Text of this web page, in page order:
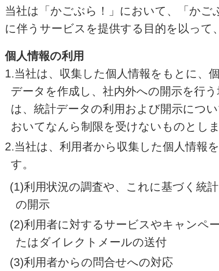
当社は「かごぶら！」において、「か
に伴うサービスを提供する目的を以って
個人情報の利用
1.当社は、収集した個人情報をもとに、
データを作成し、社内外への開示を行
は、統計データの利用および開示につ
おいてなんら制限を受けないものとし
2.当社は、利用者から収集した個人情報
す。
(1)利用状況の調査や、これに基づく統
の開示
(2)利用者に対するサービスやキャンペ
たはダイレクトメールの送付
(3)利用者からの問合せへの対応